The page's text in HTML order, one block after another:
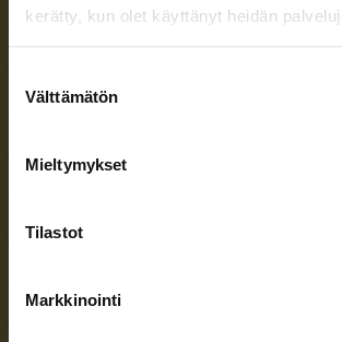
kerätty, kun olet käyttänyt heidän
valinta
Välttämätön
Mieltymykset
Tilastot
Markkinointi
Teollisuusliitto